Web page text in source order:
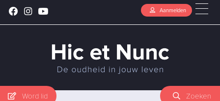
Aanmelden
Word lid Zoeken